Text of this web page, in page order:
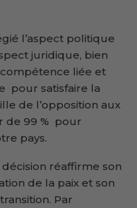
l’aspect politique
juridique, bien
liée et
pour satisfaire la
de l’opposition aux
de 99 % pour
pays.
réaffirme son
de la paix et son
Par